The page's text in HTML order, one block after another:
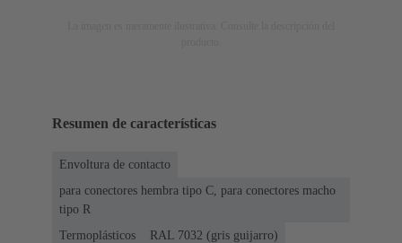
Resumen de características
Envoltura de contacto
para conectores hembra tipo C, para conectores macho
tipo R
Termoplásticos
RAL 7032 (gris guijarro)